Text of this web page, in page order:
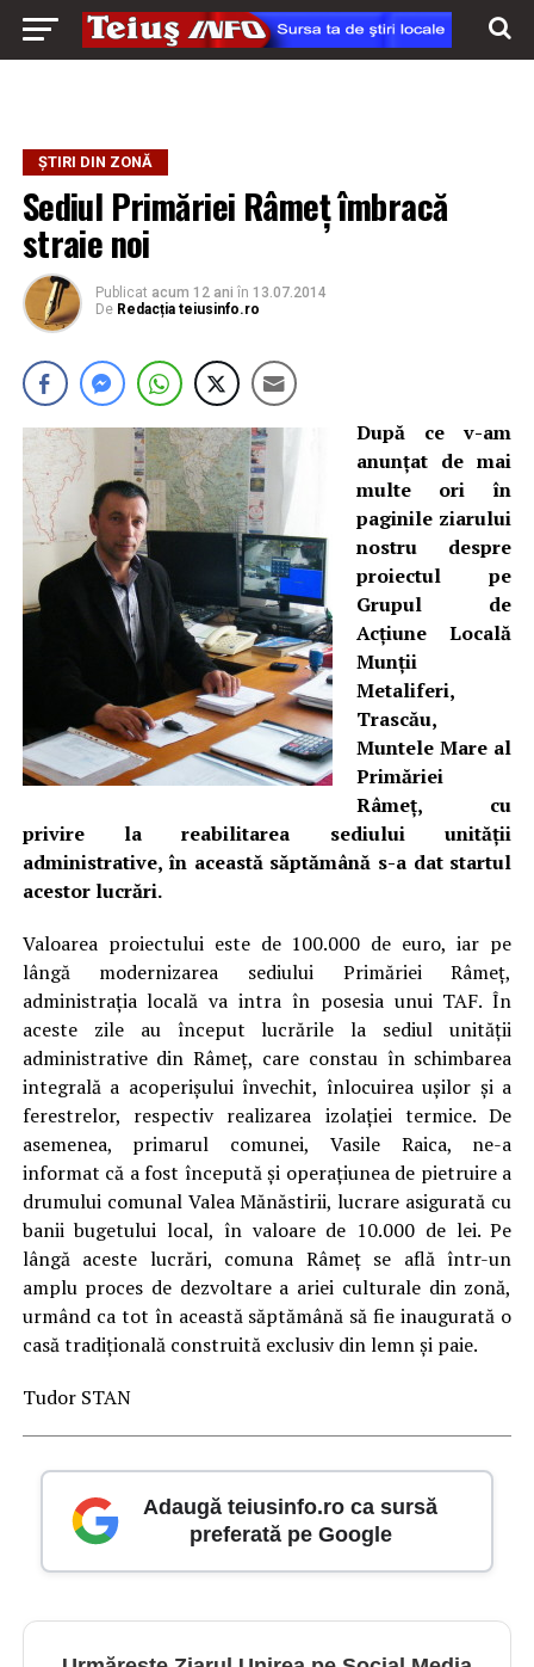
ȘTIRI DIN ZONĂ
Sediul Primăriei Râmeţ îmbracă
straie noi
Publicat acum 12 ani în 13.07.2014
De Redacția teiusinfo.ro
După ce v-am
anunţat de mai
multe ori în
paginile ziarului
nostru despre
proiectul pe
Grupul de
Acţiune Locală
Munţii
Metaliferi,
Trascău,
Muntele Mare al
Primăriei
Râmeţ, cu
privire la reabilitarea sediului unităţii
administrative, în această săptămână s-a dat startul
acestor lucrări.
Valoarea proiectului este de 100.000 de euro, iar pe
lângă modernizarea sediului Primăriei Râmeţ,
administraţia locală va intra în posesia unui TAF. În
aceste zile au început lucrările la sediul unităţii
administrative din Râmeţ, care constau în schimbarea
integrală a acoperişului învechit, înlocuirea uşilor şi a
ferestrelor, respectiv realizarea izolaţiei termice. De
asemenea, primarul comunei, Vasile Raica, ne-a
informat că a fost începută şi operaţiunea de pietruire a
drumului comunal Valea Mănăstirii, lucrare asigurată cu
banii bugetului local, în valoare de 10.000 de lei. Pe
lângă aceste lucrări, comuna Râmeţ se află într-un
amplu proces de dezvoltare a ariei culturale din zonă,
urmând ca tot în această săptămână să fie inaugurată o
casă tradiţională construită exclusiv din lemn şi paie.
Tudor STAN
Adaugă teiusinfo.ro ca sursă
preferată pe Google